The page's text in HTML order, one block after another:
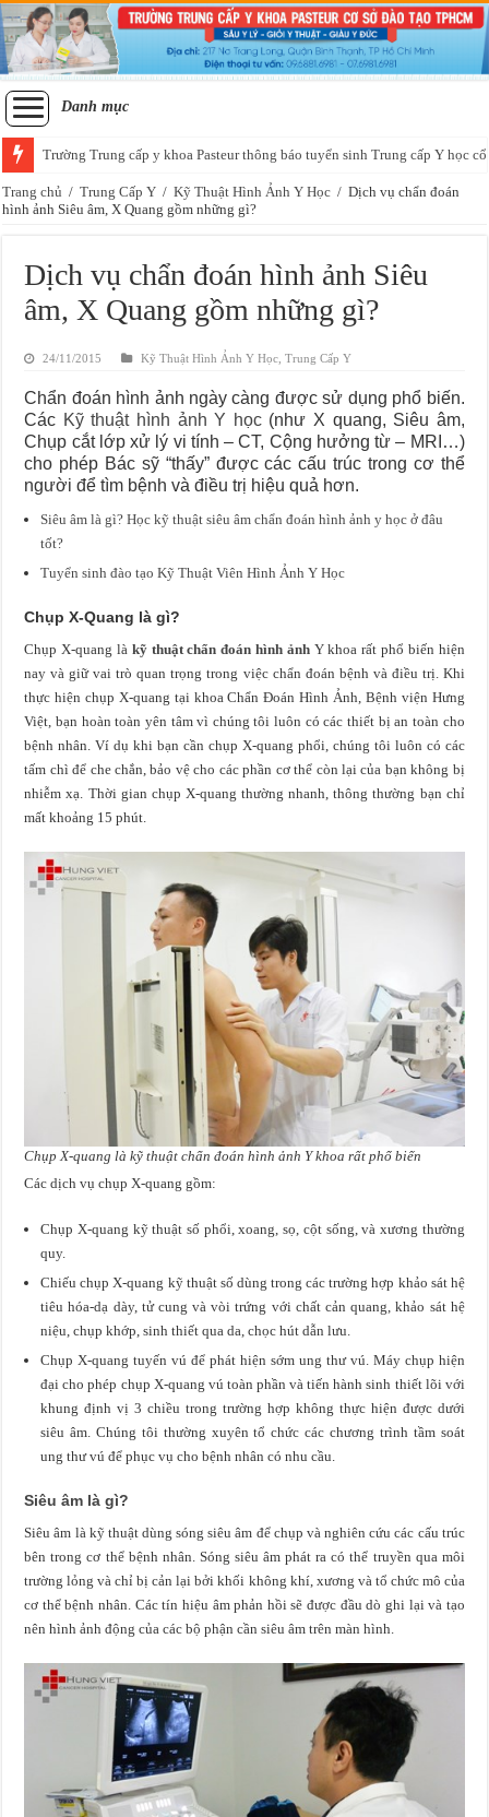
Danh mục
Trường Trung cấp y khoa Pasteur thông báo tuyển sinh Trung cấp Y học
Tuyển sinh lớp sơ cấp xoa bóp bấm huyệt học thứ 7 chủ nhật tại Sài Gòn
Trang chủ / Trung Cấp Y / Kỹ Thuật Hình Ảnh Y Học / Dịch vụ chẩn đoán
hình ảnh Siêu âm, X Quang gồm những gì?
Dịch vụ chẩn đoán hình ảnh Siêu
âm, X Quang gồm những gì?
24/11/2015 Kỹ Thuật Hình Ảnh Y Học ,Trung Cấp Y
Chẩn đoán hình ảnh ngày càng được sử dụng phổ biến.
Các Kỹ thuật hình ảnh Y học(như X quang, Siêu âm,
Chụp cắt lớp xử lý vi tính – CT, Cộng hưởng từ – MRI…)
cho phép Bác sỹ “thấy” được các cấu trúc trong cơ thể
người để tìm bệnh và điều trị hiệu quả hơn.
Siêu âm là gì? Học kỹ thuật siêu âm chẩn đoán hình ảnh y học ở đâu
tốt?
Tuyển sinh đào tạo Kỹ Thuật Viên Hình Ảnh Y Học
Chụp X-Quang là gì?
Chụp X-quang là kỹ thuật chẩn đoán hình ảnhY khoa rất phổ biến hiện
nay và giữ vai trò quan trọng trong việc chẩn đoán bệnh và điều trị. Khi
thực hiện chụp X-quang tại khoa Chẩn Đoán Hình Ảnh, Bệnh viện Hưng
Việt, bạn hoàn toàn yên tâm vì chúng tôi luôn có các thiết bị an toàn cho
bệnh nhân. Ví dụ khi bạn cần chụp X-quang phổi, chúng tôi luôn có các
tấm chì để che chắn, bảo vệ cho các phần cơ thể còn lại của bạn không bị
nhiễm xạ. Thời gian chụp X-quang thường nhanh, thông thường bạn chỉ
mất khoảng 15 phút.
Chụp X-quang là kỹ thuật chẩn đoán hình ảnh Y khoa rất phổ biến
Các dịch vụ chụp X-quang gồm:
Chụp X-quang kỹ thuật số phổi, xoang, sọ, cột sống, và xương thường
quy.
Chiếu chụp X-quang kỹ thuật số dùng trong các trường hợp khảo sát hệ
tiêu hóa-dạ dày, tử cung và vòi trứng với chất cản quang, khảo sát hệ
niệu, chụp khớp, sinh thiết qua da, chọc hút dẫn lưu.
Chụp X-quang tuyến vú để phát hiện sớm ung thư vú. Máy chụp hiện
đại cho phép chụp X-quang vú toàn phần và tiến hành sinh thiết lõi với
khung định vị 3 chiều trong trường hợp không thực hiện được dưới
siêu âm. Chúng tôi thường xuyên tổ chức các chương trình tầm soát
ung thư vú để phục vụ cho bệnh nhân có nhu cầu.
Siêu âm là gì?
Siêu âm là kỹ thuật dùng sóng siêu âm để chụp và nghiên cứu các cấu trúc
bên trong cơ thể bệnh nhân. Sóng siêu âm phát ra có thể truyền qua môi
trường lỏng và chỉ bị cản lại bởi khối không khí, xương và tổ chức mô của
cơ thể bệnh nhân. Các tín hiệu âm phản hồi sẽ được đầu dò ghi lại và tạo
nên hình ảnh động của các bộ phận cần siêu âm trên màn hình.